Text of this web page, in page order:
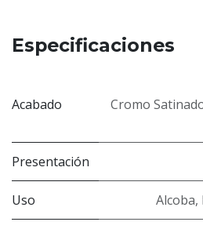
Especificaciones
Acabado Cromo
Presentación
Uso Alcoba,